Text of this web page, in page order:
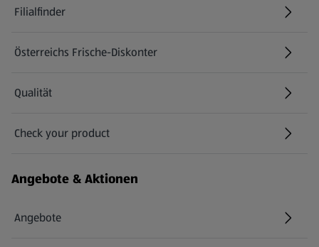
Filialfinder
Österreichs Frische-Diskonter
Qualität
Check your product
(öffnet in einem neuen Tab)
Angebote & Aktionen
Angebote